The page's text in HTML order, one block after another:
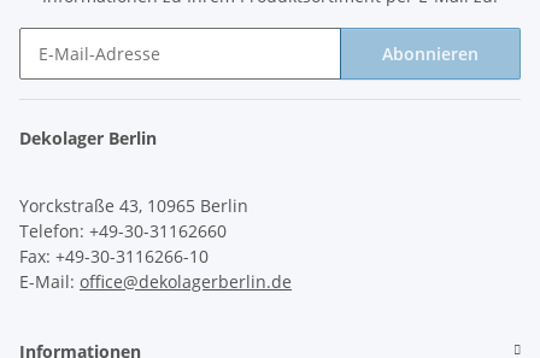
Abonnieren
Dekolager Berlin
Yorckstraße 43, 10965 Berlin
Telefon: +49-30-31162660
Fax: +49-30-3116266-10
E-Mail: office@dekolagerberlin.de
Informationen